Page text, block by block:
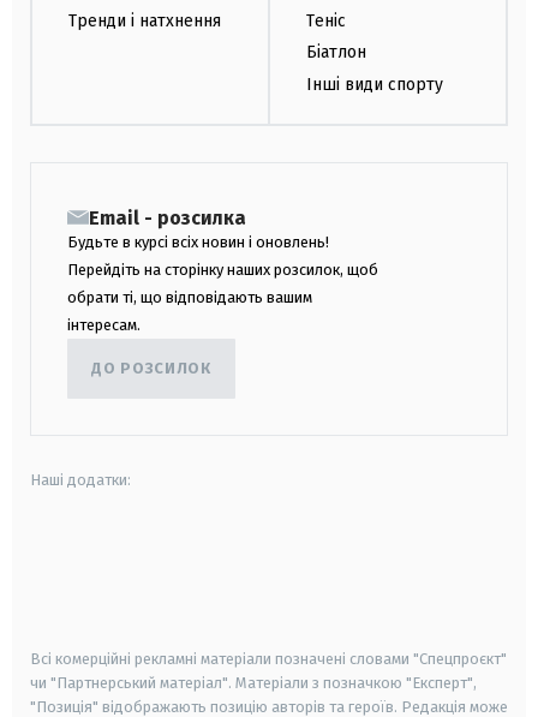
Тренди і натхнення
Теніс
Біатлон
Інші види спорту
Email - розсилка
Будьте в курсі всіх новин і оновлень!
Перейдіть на сторінку наших розсилок, щоб
обрати ті, що відповідають вашим
інтересам.
ДО РОЗСИЛОК
Наші додатки:
Всі комерційні рекламні матеріали позначені словами "Спецпроєкт"
чи "Партнерський матеріал". Матеріали з позначкою "Експерт",
"Позиція" відображають позицію авторів та героїв. Редакція може